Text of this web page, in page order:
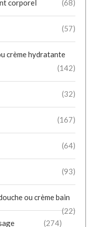
corporel (68)
(57)
crème hydratante
(142)
(32)
(167)
(64)
(93)
ou crème bain
(22)
(274)